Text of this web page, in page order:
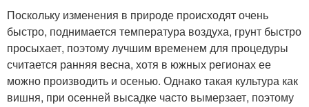
Поскольку изменения в природе происходят очень
быстро, поднимается температура воздуха, грунт быстро
просыхает, поэтому лучшим временем для процедуры
считается ранняя весна, хотя в южных регионах ее
можно производить и осенью. Однако такая культура как
вишня, при осенней высадке часто вымерзает, поэтому